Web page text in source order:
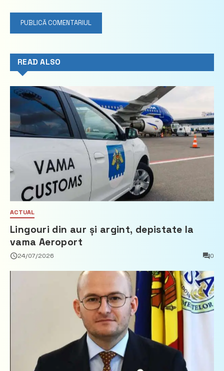
READ ALSO
ACTUAL
Lingouri din aur și argint, depistate la
vama Aeroport
24/07/2026 0